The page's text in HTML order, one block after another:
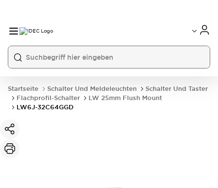
Startseite Schalter Und Meldeleuchten
Schalter Und Taster
Flachprofil-Schalter
LW 25mm Flush Mount
LW6J-32C64GGD